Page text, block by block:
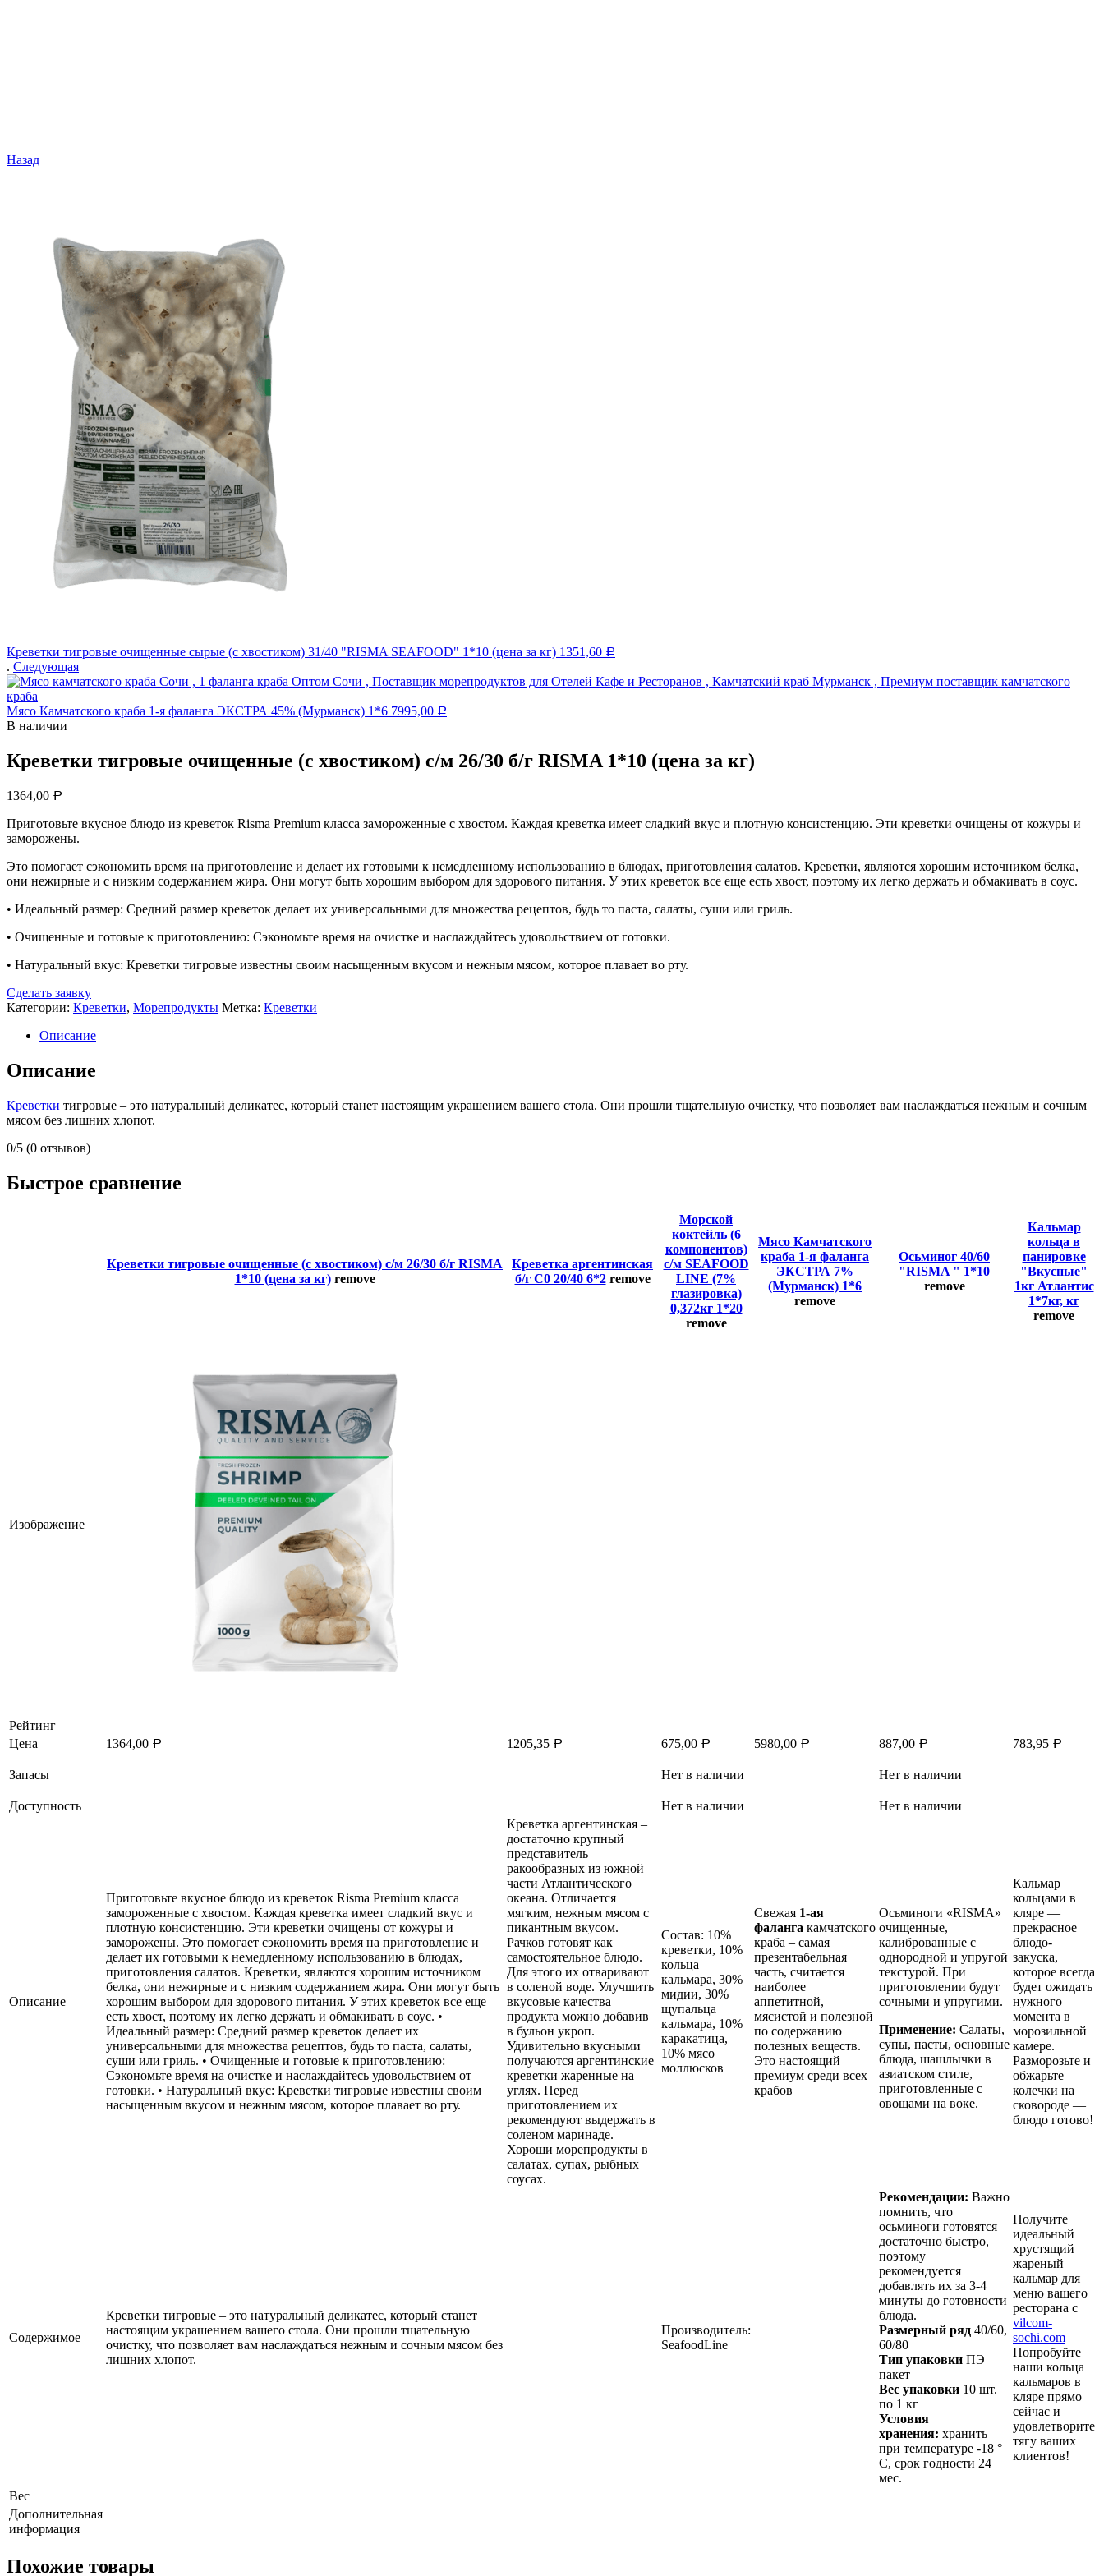
Назад
Креветки тигровые очищенные сырые (с хвостиком) 31/40 "RISMA SEAFOOD" 1*10 (цена за кг) 1351,60 Р
. Следующая
Мясо Камчатского краба 1-я фаланга ЭКСТРА 45% (Мурманск) 1*6 7995,00 Р
В наличии
Креветки тигровые очищенные (с хвостиком) с/м 26/30 б/г RISMA 1*10 (цена за кг)
1364,00 Р
Приготовьте вкусное блюдо из креветок Risma Premium класса замороженные с хвостом. Каждая креветка имеет сладкий вкус и плотную консистенцию. Эти креветки очищены от кожуры и
заморожены.
Это помогает сэкономить время на приготовление и делает их готовыми к немедленному использованию в блюдах, приготовления салатов. Креветки, являются хорошим источником белка,
они нежирные и с низким содержанием жира. Они могут быть хорошим выбором для здорового питания. У этих креветок все еще есть хвост, поэтому их легко держать и обмакивать в соус.
• Идеальный размер: Средний размер креветок делает их универсальными для множества рецептов, будь то паста, салаты, суши или гриль.
• Очищенные и готовые к приготовлению: Сэкономьте время на очистке и наслаждайтесь удовольствием от готовки.
• Натуральный вкус: Креветки тигровые известны своим насыщенным вкусом и нежным мясом, которое плавает во рту.
Сделать заявку
Категории: Креветки, Морепродукты Метка: Креветки
Описание
Описание
Креветки тигровые – это натуральный деликатес, который станет настоящим украшением вашего стола. Они прошли тщательную очистку, что позволяет вам наслаждаться нежным и сочным
мясом без лишних хлопот.
0/5 (0 отзывов)
Быстрое сравнение
Креветки тигровые очищенные (с хвостиком) с/м 26/30 б/г RISMA
1*10 (цена за кг) remove
Креветка аргентинская
б/г С0 20/40 6*2 remove
Морской
коктейль (6
компонентов)
с/м SEAFOOD
LINE (7%
глазировка)
0,372кг 1*20
remove
Мясо Камчатского
краба 1-я фаланга
ЭКСТРА 7%
(Мурманск) 1*6
remove
Осьминог 40/60
"RISMA " 1*10
remove
Кальмар
кольца в
панировке
"Вкусные"
1кг Атлантис
1*7кг, кг
remove
Изображение
Рейтинг
Цена
1364,00 Р 1205,35 Р 675,00 Р 5980,00 Р 887,00 Р 783,95 Р
Запасы Нет в наличии Нет в наличии
Доступность Нет в наличии Нет в наличии
Описание
Приготовьте вкусное блюдо из креветок Risma Premium класса
замороженные с хвостом. Каждая креветка имеет сладкий вкус и
плотную консистенцию. Эти креветки очищены от кожуры и
заморожены. Это помогает сэкономить время на приготовление и
делает их готовыми к немедленному использованию в блюдах,
приготовления салатов. Креветки, являются хорошим источником
белка, они нежирные и с низким содержанием жира. Они могут быть
хорошим выбором для здорового питания. У этих креветок все еще
есть хвост, поэтому их легко держать и обмакивать в соус. •
Идеальный размер: Средний размер креветок делает их
универсальными для множества рецептов, будь то паста, салаты,
суши или гриль. • Очищенные и готовые к приготовлению:
Сэкономьте время на очистке и наслаждайтесь удовольствием от
готовки. • Натуральный вкус: Креветки тигровые известны своим
насыщенным вкусом и нежным мясом, которое плавает во рту.
Креветка аргентинская –
достаточно крупный
представитель
ракообразных из южной
части Атлантического
океана. Отличается
мягким, нежным мясом с
пикантным вкусом.
Рачков готовят как
самостоятельное блюдо.
Для этого их отваривают
в соленой воде. Улучшить
вкусовые качества
продукта можно добавив
в бульон укроп.
Удивительно вкусными
получаются аргентинские
креветки жаренные на
углях. Перед
приготовлением их
рекомендуют выдержать в
соленом маринаде.
Хороши морепродукты в
салатах, супах, рыбных
соусах.
Состав: 10%
креветки, 10%
кольца
кальмара, 30%
мидии, 30%
щупальца
кальмара, 10%
каракатица,
10% мясо
моллюсков
Свежая 1-ая
фаланга камчатского
краба – самая
презентабельная
часть, считается
наиболее
аппетитной,
мясистой и полезной
по содержанию
полезных веществ.
Это настоящий
премиум среди всех
крабов
Осьминоги «RISMA»
очищенные,
калиброванные с
однородной и упругой
текстурой. При
приготовлении будут
сочными и упругими.
Применение: Салаты,
супы, пасты, основные
блюда, шашлычки в
азиатском стиле,
приготовленные с
овощами на воке.
Кальмар
кольцами в
кляре —
прекрасное
блюдо-
закуска,
которое всегда
будет ожидать
нужного
момента в
морозильной
камере.
Разморозьте и
обжарьте
колечки на
сковороде —
блюдо готово!
Содержимое
Креветки тигровые – это натуральный деликатес, который станет
настоящим украшением вашего стола. Они прошли тщательную
очистку, что позволяет вам наслаждаться нежным и сочным мясом без
лишних хлопот.
Производитель:
SeafoodLine
Рекомендации: Важно
помнить, что
осьминоги готовятся
достаточно быстро,
поэтому
рекомендуется
добавлять их за 3-4
минуты до готовности
блюда.
Размерный ряд 40/60,
60/80
Тип упаковки ПЭ
пакет
Вес упаковки 10 шт.
по 1 кг
Условия
хранения: хранить
при температуре -18 °
С, срок годности 24
мес.
Получите
идеальный
хрустящий
жареный
кальмар для
меню вашего
ресторана с
vilcom-
sochi.com
Попробуйте
наши кольца
кальмаров в
кляре прямо
сейчас и
удовлетворите
тягу ваших
клиентов!
Вес
Дополнительная
информация
Похожие товары